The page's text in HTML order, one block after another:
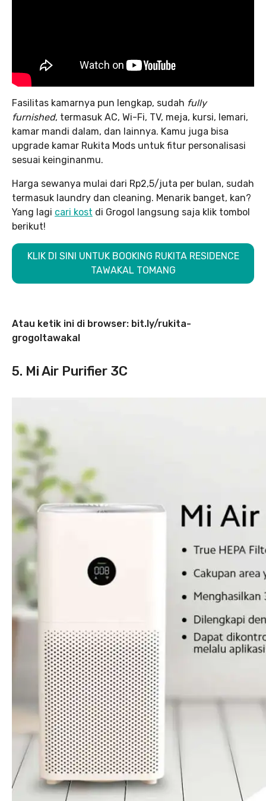
Fasilitas kamarnya pun lengkap, sudah fully
furnished, termasuk AC, Wi-Fi, TV, meja, kursi, lemari,
kamar mandi dalam, dan lainnya. Kamu juga bisa
upgrade kamar Rukita Mods untuk fitur personalisasi
sesuai keinginanmu.
Harga sewanya mulai dari Rp2,5/juta per bulan, sudah
termasuk laundry dan cleaning. Menarik banget, kan?
Yang lagi cari kost di Grogol langsung saja klik tombol
berikut!
KLIK DI SINI UNTUK BOOKING RUKITA RESIDENCE
TAWAKAL TOMANG
Atau ketik ini di browser: bit.ly/rukita-
grogoltawakal
5. Mi Air Purifier 3C